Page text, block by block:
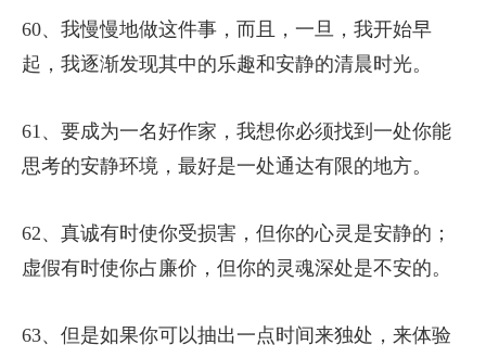
60、我慢慢地做这件事，而且，一旦，我开始早
起，我逐渐发现其中的乐趣和安静的清晨时光。
61、要成为一名好作家，我想你必须找到一处你能
思考的安静环境，最好是一处通达有限的地方。
62、真诚有时使你受损害，但你的心灵是安静的；
虚假有时使你占廉价，但你的灵魂深处是不安的。
63、但是如果你可以抽出一点时间来独处，来体验